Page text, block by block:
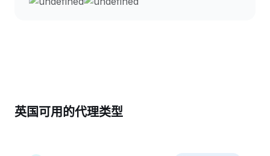
英国可用的代理类型